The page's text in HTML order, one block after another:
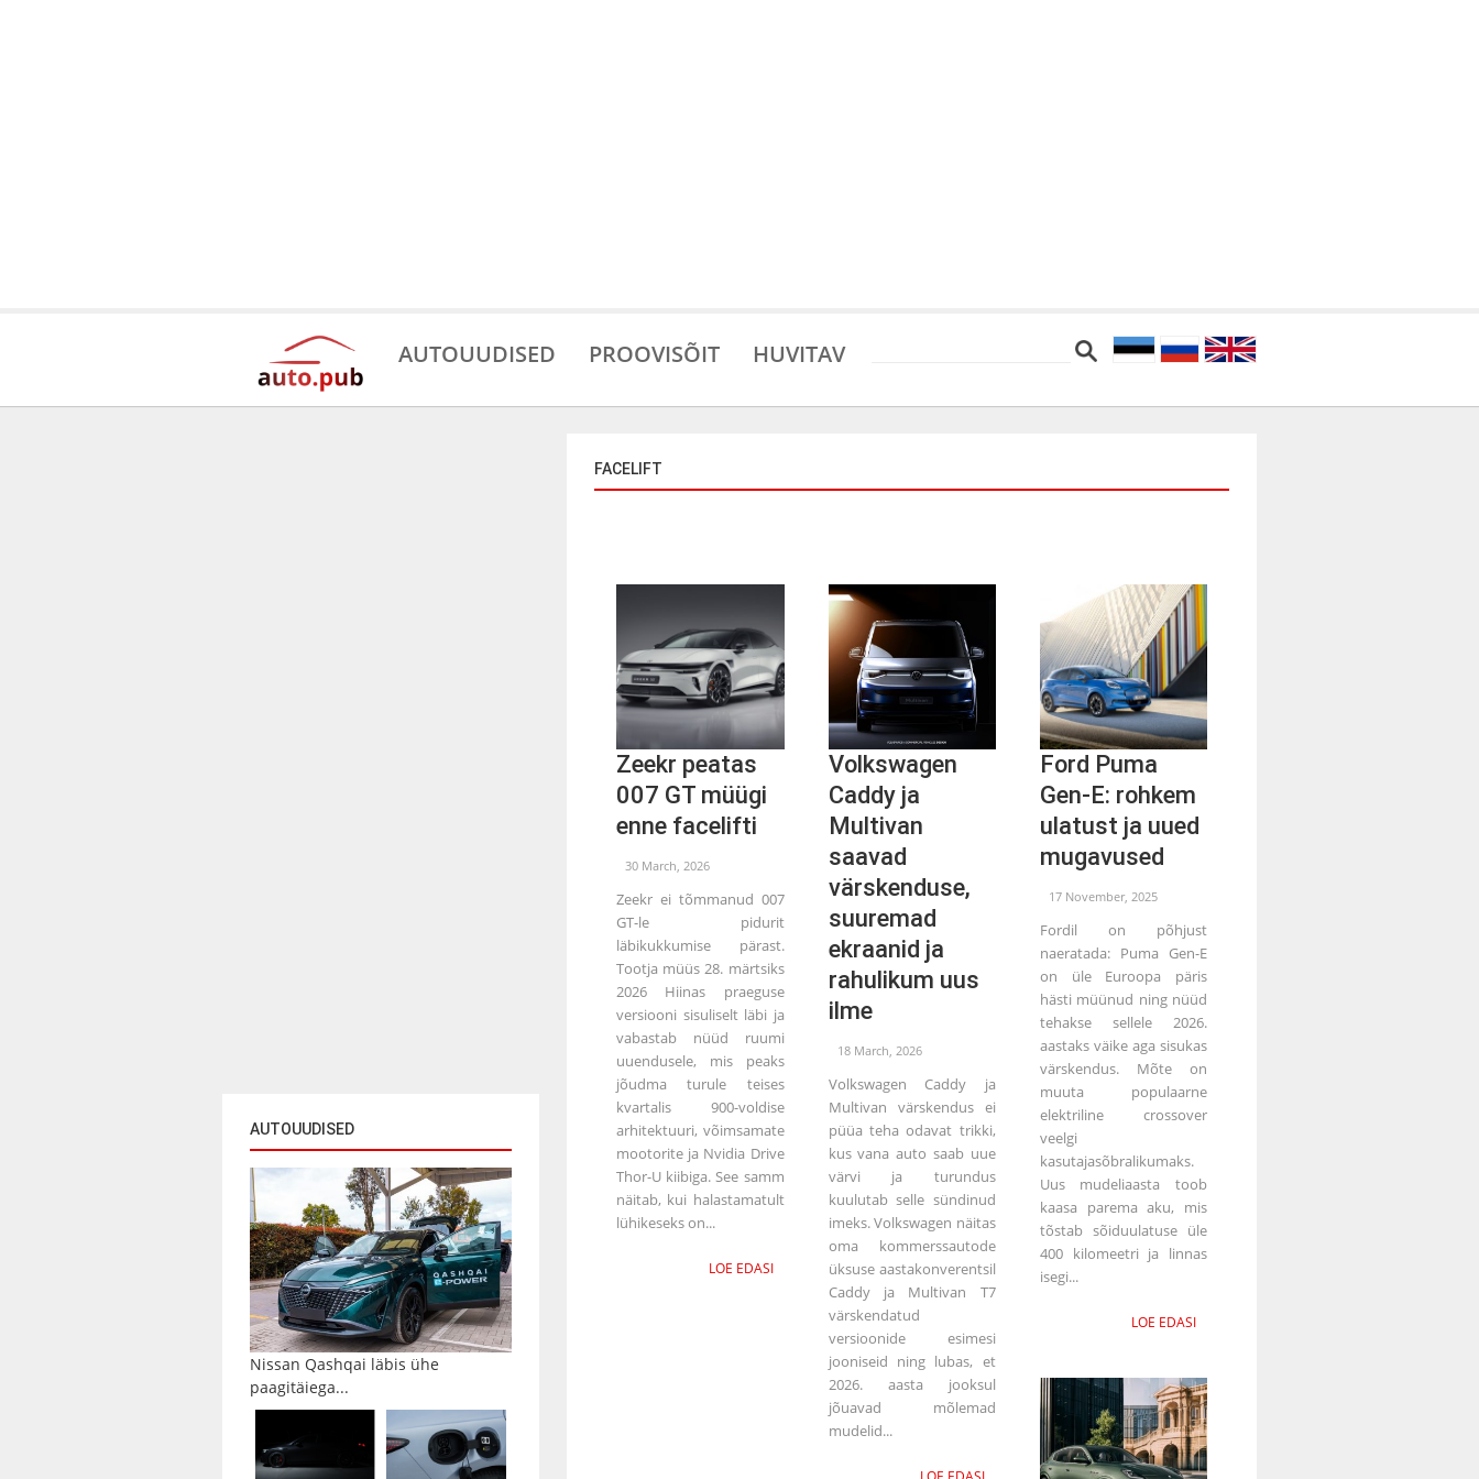
AUTOUUDISED PROOVISÕIT HUVITAV
AUTOUUDISED
Nissan Qashqai läbis ühe
paagitäiega...
FACELIFT
Zeekr peatas
007 GT müügi
enne facelifti
30 March, 2026
Zeekr ei tõmmanud 007
GT-le pidurit
läbikukkumise pärast.
Tootja müüs 28. märtsiks
2026 Hiinas praeguse
versiooni sisuliselt läbi ja
vabastab nüüd ruumi
uuendusele, mis peaks
jõudma turule teises
kvartalis 900-voldise
arhitektuuri, võimsamate
mootorite ja Nvidia Drive
Thor-U kiibiga. See samm
näitab, kui halastamatult
lühikeseks on...
LOE EDASI
Volkswagen
Caddy ja
Multivan
saavad
värskenduse,
suuremad
ekraanid ja
rahulikum uus
ilme
18 March, 2026
Volkswagen Caddy ja
Multivan värskendus ei
püüa teha odavat trikki,
kus vana auto saab uue
värvi ja turundus
kuulutab selle sündinud
imeks. Volkswagen näitas
oma kommerssautode
üksuse aastakonverentsil
Caddy ja Multivan T7
värskendatud
versioonide esimesi
jooniseid ning lubas, et
2026. aasta jooksul
jõuavad mõlemad
mudelid...
Ford Puma
Gen-E: rohkem
ulatust ja uued
mugavused
17 November, 2025
Fordil on põhjust
naeratada: Puma Gen-E
on üle Euroopa päris
hästi müünud ning nüüd
tehakse sellele 2026.
aastaks väike aga sisukas
värskendus. Mõte on
muuta populaarne
elektriline crossover
veelgi
kasutajasõbralikumaks.
Uus mudeliaasta toob
kaasa parema aku, mis
tõstab sõiduulatuse üle
400 kilomeetri ja linnas
isegi...
LOE EDASI